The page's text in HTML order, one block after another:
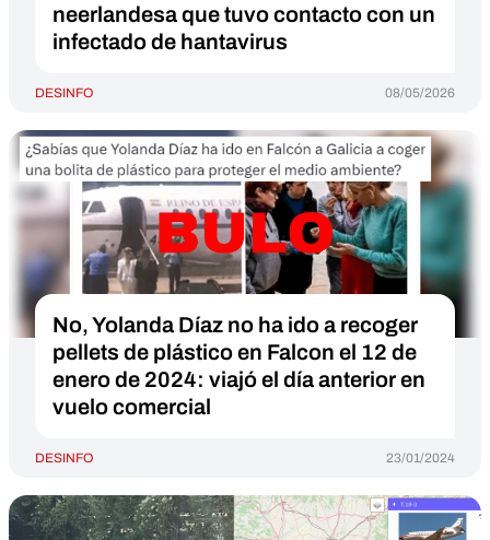
neerlandesa que tuvo contacto con un
infectado de hantavirus
DESINFO 08/05/2026
No, Yolanda Díaz no ha ido a recoger
pellets de plástico en Falcon el 12 de
enero de 2024: viajó el día anterior en
vuelo comercial
DESINFO 23/01/2024